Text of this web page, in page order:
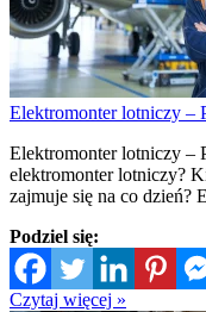
Elektromonter lotniczy –
Elektromonter lotniczy –
elektromonter lotniczy?
zajmuje się na co dzień?
Podziel się:
Czytaj więcej »